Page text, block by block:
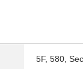
5F, 580,